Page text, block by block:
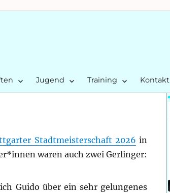
Jugend Training Kontakt
Stadtmeisterschaft 2026 in
waren auch zwei Gerlinger:
Guido über ein sehr gelungenes